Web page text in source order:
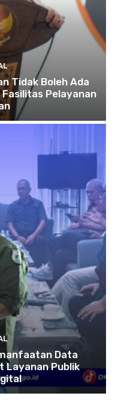
Tidak Boleh Ada
Fasilitas Pelayanan
Data
Layanan Publik